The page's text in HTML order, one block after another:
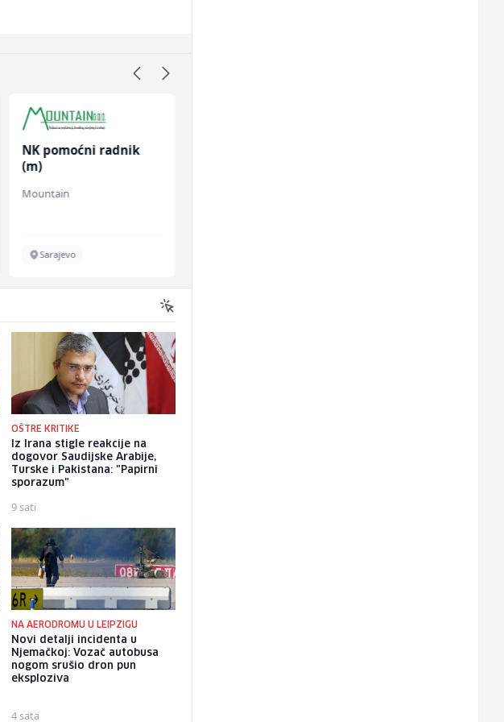
NK pomoćni radnik
(m)
Mountain
Sarajevo
OŠTRE KRITIKE
Iz Irana stigle reakcije na
dogovor Saudijske Arabije,
Turske i Pakistana: "Papirni
sporazum"
9 sati
NA AERODROMU U LEIPZIGU
Novi detalji incidenta u
Njemačkoj: Vozač autobusa
nogom srušio dron pun
eksploziva
4 sata